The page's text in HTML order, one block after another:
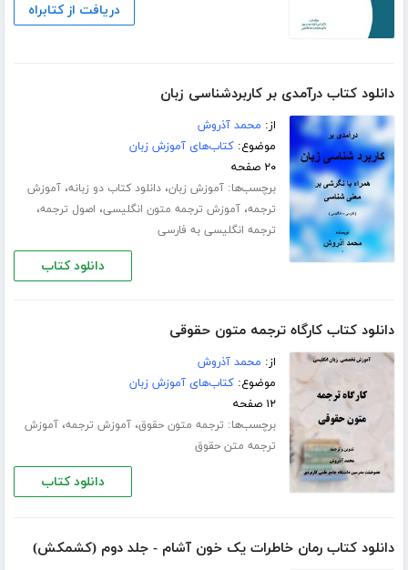
دریافت از کتابراه
دانلود کتاب درآمدی بر کاربردشناسی زبان
از: محمد آذروش
موضوع:کتاب‌های آموزش زبان
۲۰ صفحه
برچسب‌ها:آموزش زبان،دانلود کتاب دو زبانه،آموزش
ترجمه،آموزش ترجمه متون انگلیسی، اصول ترجمه،
ترجمه انگلیسی به فارسی
دانلود کتاب
دانلود کتاب کارگاه ترجمه متون حقوقی
از: محمد آذروش
موضوع:کتاب‌های آموزش زبان
۱۲ صفحه
برچسب‌ها: ترجمه متون حقوق،آموزش ترجمه،آموزش
ترجمه متن حقوق
دانلود کتاب
دانلود کتاب رمان خاطرات یک خون آشام - جلد دوم (کشمکش)